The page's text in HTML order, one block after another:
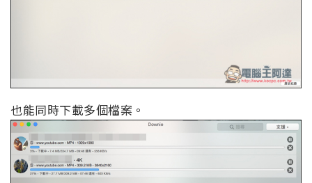
也能同時下載多個檔案。